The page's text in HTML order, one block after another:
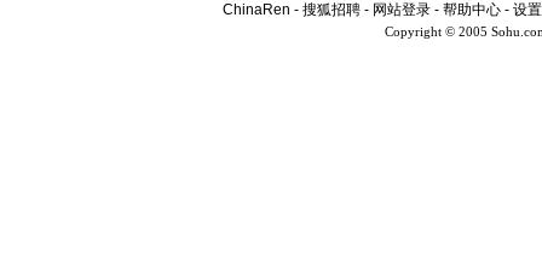
ChinaRen - 搜狐招聘 - 网站登录 - 帮助中心 - 设
Copyright © 2005